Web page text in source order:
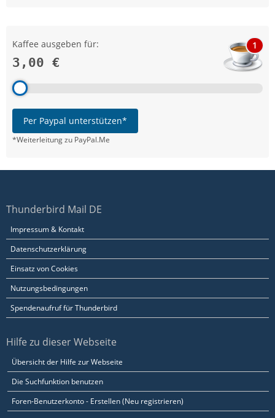
Kaffee ausgeben für:
3,00 €
1
Per Paypal unterstützen*
*Weiterleitung zu PayPal.Me
Thunderbird Mail DE
Impressum & Kontakt
Datenschutzerklärung
Einsatz von Cookies
Nutzungsbedingungen
Spendenaufruf für Thunderbird
Hilfe zu dieser Webseite
Übersicht der Hilfe zur Webseite
Die Suchfunktion benutzen
Foren-Benutzerkonto - Erstellen (Neu registrieren)